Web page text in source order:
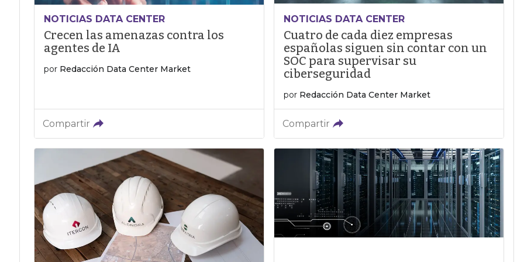
NOTICIAS DATA CENTER
Crecen las amenazas contra los
agentes de IA
por Redacción Data Center Market
Compartir
NOTICIAS DATA CENTER
Cuatro de cada diez empresas
españolas siguen sin contar con un
SOC para supervisar su
ciberseguridad
por Redacción Data Center Market
Compartir